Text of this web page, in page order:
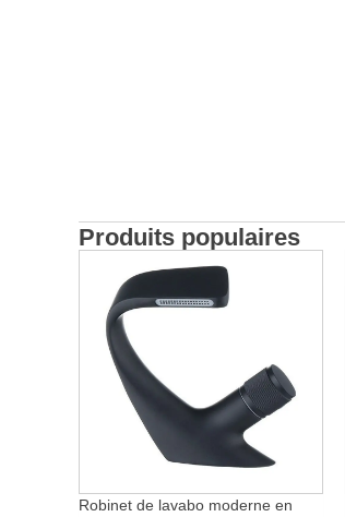
Produits populaires
Robinet de lavabo moderne en